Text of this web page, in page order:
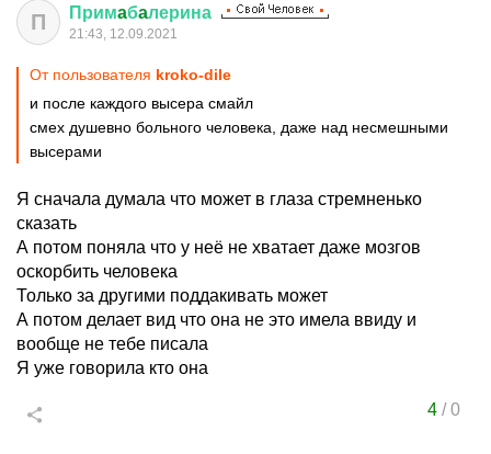
П Примaбaлерина
21:43, 12.09.2021
От пользователя kroko-dile
и после каждого высера смайл
смех душевно больного человека, даже над несмешными
высерами
Я сначала думала что может в глаза стремненько
сказать
А потом поняла что у неё не хватает даже мозгов
оскорбить человека
Только за другими поддакивать может
А потом делает вид что она не это имела ввиду и
вообще не тебе писала
Я уже говорила кто она
4/0